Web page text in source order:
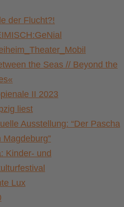
der Flucht?!
the Seas // Beyond the
II 2023
liest
Ausstellung: “Der Pascha
Magdeburg”
Kinder- und
Lux